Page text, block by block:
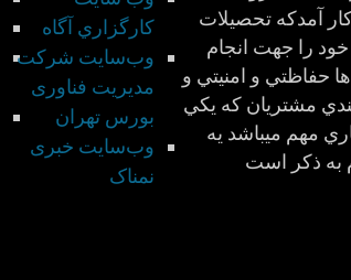
آمدكه تحصيلات
را جهت انجام
حفاظتي و امنيتي و
مشتريان كه يكي
مهم ميباشد يه
به ذكر است
كارگزاري آگاه
وب‌سایت شركت
مديريت فناوری
بورس تهران
وب‌سایت خبری
نمناک